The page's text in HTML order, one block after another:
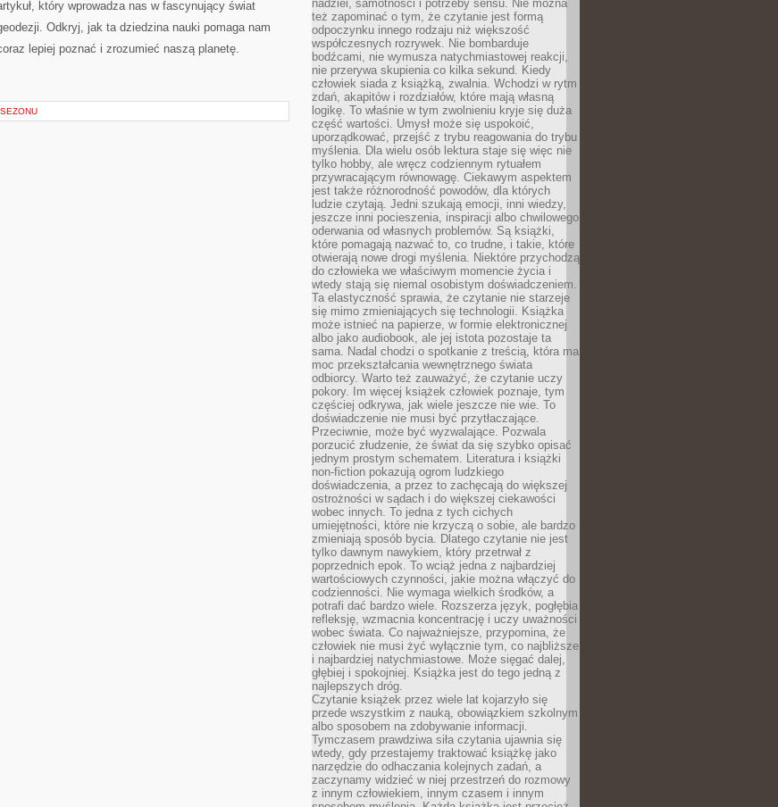
RĘKI
który wprowadza nas w fascynujący świat
Odkryj, jak ta dziedzina nauki pomaga nam
lepiej poznać i zrozumieć naszą planetę.
nadziei, samotności i potrzeby sensu. Nie można
też zapominać o tym, że czytanie jest formą
odpoczynku innego rodzaju niż większość
współczesnych rozrywek. Nie bombarduje
bodźcami, nie wymusza natychmiastowej reakcji,
nie przerywa skupienia co kilka sekund. Kiedy
człowiek siada z książką, zwalnia. Wchodzi w rytm
zdań, akapitów i rozdziałów, które mają własną
logikę. To właśnie w tym zwolnieniu kryje się duża
część wartości. Umysł może się uspokoić,
uporządkować, przejść z trybu reagowania do trybu
myślenia. Dla wielu osób lektura staje się więc nie
tylko hobby, ale wręcz codziennym rytuałem
przywracającym równowagę. Ciekawym aspektem
jest także różnorodność powodów, dla których
ludzie czytają. Jedni szukają emocji, inni wiedzy,
jeszcze inni pocieszenia, inspiracji albo chwilowego
oderwania od własnych problemów. Są książki,
które pomagają nazwać to, co trudne, i takie, które
otwierają nowe drogi myślenia. Niektóre przychodzą
do człowieka we właściwym momencie życia i
wtedy stają się niemal osobistym doświadczeniem.
Ta elastyczność sprawia, że czytanie nie starzeje
się mimo zmieniających się technologii. Książka
może istnieć na papierze, w formie elektronicznej
albo jako audiobook, ale jej istota pozostaje ta
sama. Nadal chodzi o spotkanie z treścią, która ma
moc przekształcania wewnętrznego świata
odbiorcy. Warto też zauważyć, że czytanie uczy
pokory. Im więcej książek człowiek poznaje, tym
częściej odkrywa, jak wiele jeszcze nie wie. To
doświadczenie nie musi być przytłaczające.
Przeciwnie, może być wyzwalające. Pozwala
porzucić złudzenie, że świat da się szybko opisać
jednym prostym schematem. Literatura i książki
non-fiction pokazują ogrom ludzkiego
doświadczenia, a przez to zachęcają do większej
ostrożności w sądach i do większej ciekawości
wobec innych. To jedna z tych cichych
umiejętności, które nie krzyczą o sobie, ale bardzo
zmieniają sposób bycia. Dlatego czytanie nie jest
tylko dawnym nawykiem, który przetrwał z
poprzednich epok. To wciąż jedna z najbardziej
wartościowych czynności, jakie można włączyć do
codzienności. Nie wymaga wielkich środków, a
potrafi dać bardzo wiele. Rozszerza język, pogłębia
refleksję, wzmacnia koncentrację i uczy uważności
wobec świata. Co najważniejsze, przypomina, że
człowiek nie musi żyć wyłącznie tym, co najbliższe
i najbardziej natychmiastowe. Może sięgać dalej,
głębiej i spokojniej. Książka jest do tego jedną z
najlepszych dróg.
Czytanie książek przez wiele lat kojarzyło się
przede wszystkim z nauką, obowiązkiem szkolnym
albo sposobem na zdobywanie informacji.
Tymczasem prawdziwa siła czytania ujawnia się
wtedy, gdy przestajemy traktować książkę jako
narzędzie do odhaczania kolejnych zadań, a
zaczynamy widzieć w niej przestrzeń do rozmowy
z innym człowiekiem, innym czasem i innym